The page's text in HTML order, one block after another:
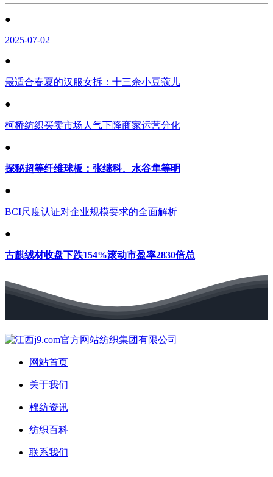
●
2025-07-02
●
最适合春夏的汉服女拆：十三余小豆蔻儿
●
柯桥纺织买卖市场人气下降商家运营分化
●
探秘超等纤维球板：张继科、水谷隼等明
●
BCI尺度认证对企业规模要求的全面解析
●
古麒绒材收盘下跌154%滚动市盈率2830倍总
网站首页
关于我们
棉纺资讯
纺织百科
联系我们